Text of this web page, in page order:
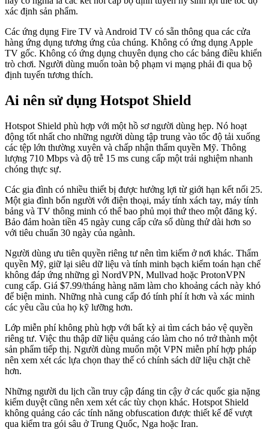
xác định sản phẩm.
Các ứng dụng Fire TV và Android TV có sẵn thông qua các cửa
hàng ứng dụng tương ứng của chúng. Không có ứng dụng Apple
TV gốc. Không có ứng dụng chuyên dụng cho các bảng điều khiển
trò chơi. Người dùng muốn toàn bộ phạm vi mạng phải đi qua bộ
định tuyến tương thích.
Ai nên sử dụng Hotspot Shield
Hotspot Shield phù hợp với một hồ sơ người dùng hẹp. Nó hoạt
động tốt nhất cho những người dùng tập trung vào tốc độ tải xuống
các tệp lớn thường xuyên và chấp nhận thẩm quyền Mỹ. Thông
lượng 710 Mbps và độ trễ 15 ms cung cấp một trải nghiệm nhanh
chóng thực sự.
Các gia đình có nhiều thiết bị được hưởng lợi từ giới hạn kết nối 25.
Một gia đình bốn người với điện thoại, máy tính xách tay, máy tính
bảng và TV thông minh có thể bao phủ mọi thứ theo một đăng ký.
Bảo đảm hoàn tiền 45 ngày cung cấp cửa sổ dùng thử dài hơn so
với tiêu chuẩn 30 ngày của ngành.
Người dùng ưu tiên quyền riêng tư nên tìm kiếm ở nơi khác. Thẩm
quyền Mỹ, giữ lại siêu dữ liệu và tính minh bạch kiểm toán hạn chế
không đáp ứng những gì NordVPN, Mullvad hoặc ProtonVPN
cung cấp. Giá $7.99/tháng hàng năm làm cho khoảng cách này khó
để biện minh. Những nhà cung cấp đó tính phí ít hơn và xác minh
các yêu cầu của họ kỹ lưỡng hơn.
Lớp miễn phí không phù hợp với bất kỳ ai tìm cách bảo vệ quyền
riêng tư. Việc thu thập dữ liệu quảng cáo làm cho nó trở thành một
sản phẩm tiếp thị. Người dùng muốn một VPN miễn phí hợp pháp
nên xem xét các lựa chọn thay thế có chính sách dữ liệu chặt chẽ
hơn.
Những người du lịch cần truy cập đáng tin cậy ở các quốc gia nặng
kiểm duyệt cũng nên xem xét các tùy chọn khác. Hotspot Shield
không quảng cáo các tính năng obfuscation được thiết kế để vượt
qua kiểm tra gói sâu ở Trung Quốc, Nga hoặc Iran.